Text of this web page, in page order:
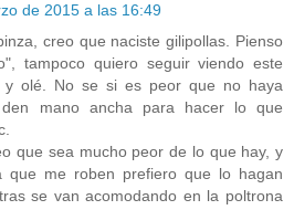
de 2015 a las 16:49
creo que naciste gilipollas. Pienso
tampoco quiero seguir viendo este
y olé. No se si es peor que no haya
mano ancha para hacer lo que
que sea mucho peor de lo que hay, y
que me roben prefiero que lo hagan
se van acomodando en la poltrona